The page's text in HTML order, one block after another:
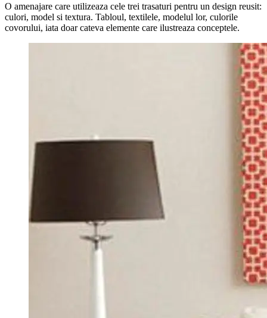
O amenajare care utilizeaza cele trei trasaturi pentru un design reusit:
culori, model si textura. Tabloul, textilele, modelul lor, culorile
covorului, iata doar cateva elemente care ilustreaza conceptele.